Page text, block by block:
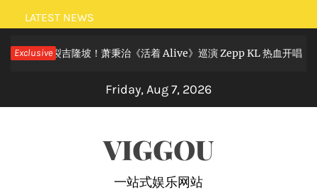
Skip
to
content
LATEST NEWS
Exclusive
狂欢炸裂吉隆坡！萧秉治《活着 Alive》巡演 Zepp KL 热血开唱
Friday, Aug 7, 2026
VIGGOU
一站式娱乐网站